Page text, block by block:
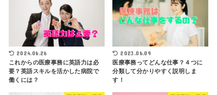
2024.06.26
これからの医療事務に英語力は必
要？英語スキルを活かした病院で
働くには？
2023.06.09
医療事務ってどんな仕事？４つに
分類して分かりやすく説明しま
す！